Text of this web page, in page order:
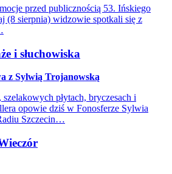
przed publicznością 53. Ińskiego
(8 sierpnia) widzowie spotkali się z
i słuchowiska
z Sylwią Trojanowską
płytach, bryczesach i
opowie dziś w Fonosferze Sylwia
Szczecin…